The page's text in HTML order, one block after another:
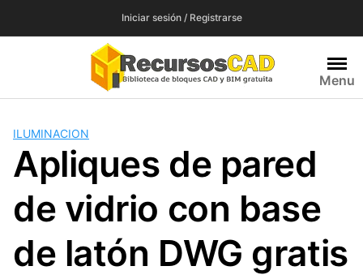
Iniciar sesión / Registrarse
Menu
ILUMINACION
Apliques de pared
de vidrio con base
de latón DWG gratis